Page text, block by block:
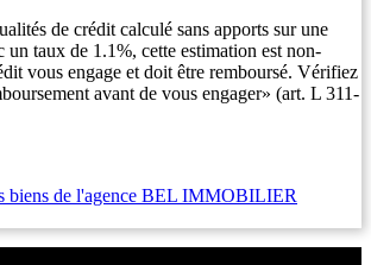
de crédit calculé sans apports sur une
un taux de 1.1%, cette estimation est non-
vous engage et doit être remboursé. Vérifiez
avant de vous engager» (art. L 311-
biens de l'agence BEL IMMOBILIER